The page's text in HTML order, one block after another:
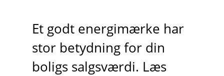
Et godt energimærke har
stor betydning for din
boligs salgsværdi. Læs